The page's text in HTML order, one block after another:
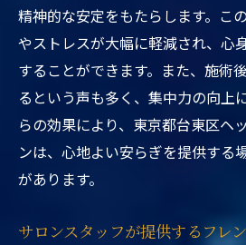
精神的な安定をもたらします。こ
やストレスが大幅に軽減され、心
することができます。また、施術
るという声も多く、集中力の向上
らの効果により、東京都台東区ヘ
ンは、心地よい安らぎを提供する
があります。
サロンスタッフが提供するフレ